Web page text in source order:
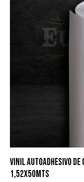
VINIL AUTOADHESIVO
1,52X50MTS